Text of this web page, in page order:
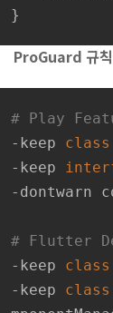
}
ProGuard 규
# Play
-keep class
-keep
-dontwarn
# Flutter
-keep class
-keep class